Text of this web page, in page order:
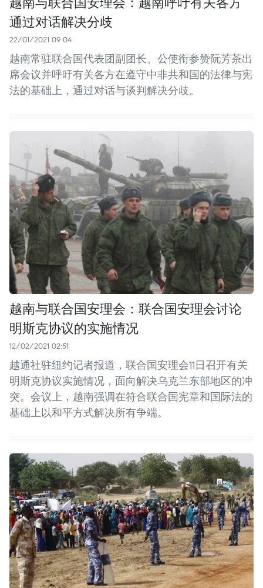
通过对话解决分歧
22/01/2021 09:04
越南常驻联合国代表团副团长、公使衔参赞阮芳茶出
席会议并呼吁有关各方在遵守中非共和国的法律与宪
法的基础上，通过对话与谈判解决分歧。
越南与联合国安理会：联合国安理会讨论
明斯克协议的实施情况
12/02/2021 02:51
越通社驻纽约记者报道，联合国安理会11日召开有关
明斯克协议实施情况，面向解决乌克兰东部地区的冲
突。会议上，越南强调在符合联合国宪章和国际法的
基础上以和平方式解决所有争端。